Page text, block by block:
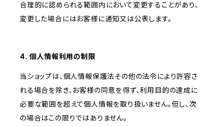
合理的に認められる範囲内において変更することがあり、
変更した場合にはお客様に通知又は公表します。
4. 個人情報利用の制限
当ショップは、個人情報保護法その他の法令により許容さ
れる場合を除き、お客様の同意を得ず、利用目的の達成に
必要な範囲を超えて個人情報を取り扱いません。但し、次
の場合はこの限りではありません。